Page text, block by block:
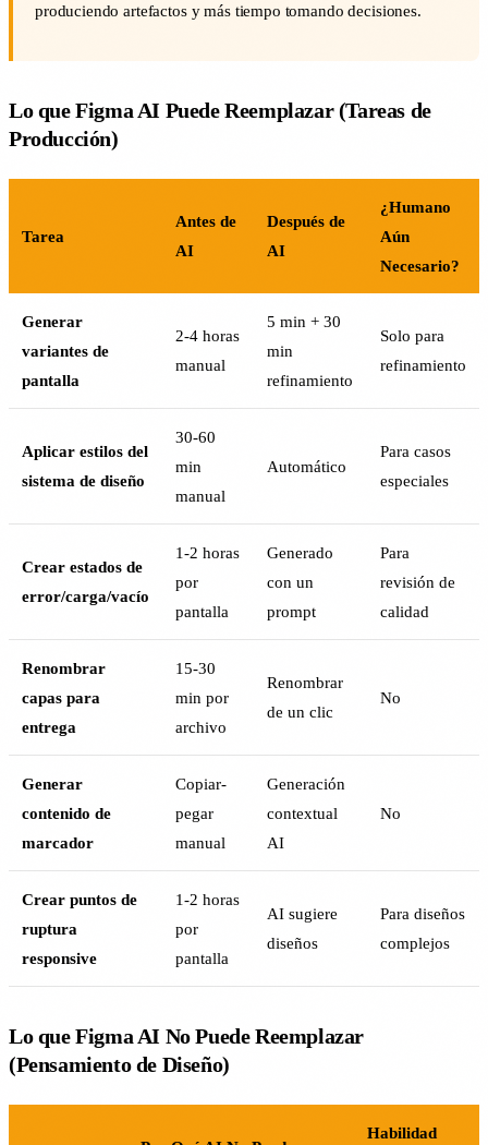
produciendo artefactos y más tiempo tomando decisiones.
Lo que Figma AI Puede Reemplazar (Tareas de
Producción)
Tarea
Antes de
AI
Después de
AI
¿Humano
Aún
Necesario?
Generar
variantes de
pantalla
2-4 horas
manual
5 min + 30
min
refinamiento
Solo para
refinamiento
Aplicar estilos del
sistema de diseño
30-60
min
manual
Automático
Para casos
especiales
Crear estados de
error/carga/vacío
1-2 horas
por
pantalla
Generado
con un
prompt
Para
revisión de
calidad
Renombrar
capas para
entrega
15-30
min por
archivo
Renombrar
de un clic
No
Generar
contenido de
marcador
Copiar-
pegar
manual
Generación
contextual
AI
No
Crear puntos de
ruptura
responsive
1-2 horas
por
pantalla
AI sugiere
diseños
Para diseños
complejos
Lo que Figma AI No Puede Reemplazar
(Pensamiento de Diseño)
Habilidad